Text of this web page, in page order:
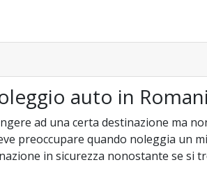
auto in
ad una certa destinazione ma
preoccupare quando noleggia un
in sicurezza nonostante se si